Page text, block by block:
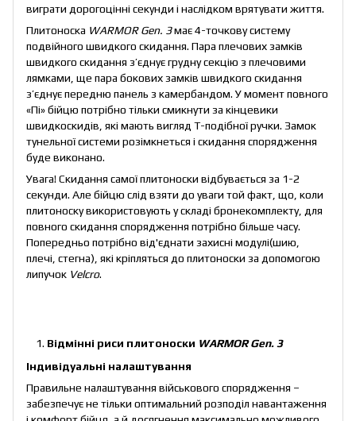
виграти дорогоцінні секунди і наслідком врятувати життя.
Плитоноска WARMOR Gen. 3має 4-точкову систему
подвійного швидкого скидання. Пара плечових замків
швидкого скидання з’єднує грудну секцію з плечовими
лямками, ще пара бокових замків швидкого скидання
з’єднує передню панель з камербандом. У момент повного
«Пі» бійцю потрібно тільки смикнути за кінцевики
швидкоскидів, які мають вигляд Т-подібної ручки. Замок
тунельної системи розімкнеться і скидання спорядження
буде виконано.
Увага! Скидання самої плитоноски відбувається за 1-2
секунди. Але бійцю слід взяти до уваги той факт, що, коли
плитоноску використовують у складі бронекомплекту, для
повного скидання спорядження потрібно більше часу.
Попередньо потрібно від'єднати захисні модулі(шию,
плечі, стегна), які кріпляться до плитоноски за допомогою
липучок Velcro.
Відмінні риси плитоноски WARMOR Gen. 3
Індивідуальні налаштування
Правильне налаштування військового спорядження –
забезпечує не тільки оптимальний розподіл навантаження